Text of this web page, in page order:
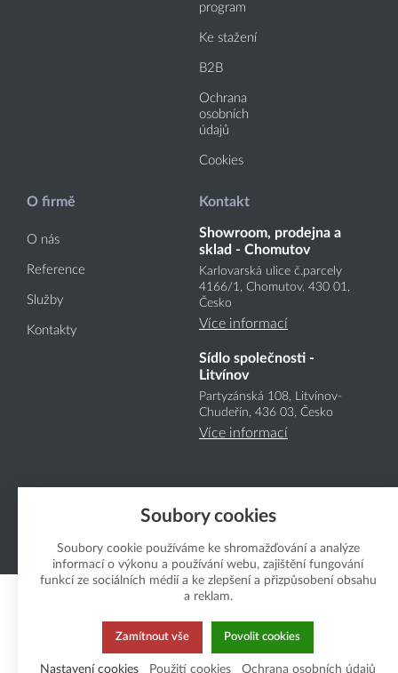
program
Ke stažení
B2B
Ochrana
osobních
údajů
Cookies
O firmě
O nás
Reference
Služby
Kontakty
Kontakt
Showroom, prodejna a
sklad - Chomutov
Karlovarská ulice č.parcely
4166/1, Chomutov, 430 01,
Česko
Více informací
Sídlo společnosti -
Litvínov
Partyzánská 108, Litvínov-
Chudeřín, 436 03, Česko
Více informací
Copyright Boukal.CZ 2026
Soubory cookies
Soubory cookie používáme ke shromažďování a analýze
informací o výkonu a používání webu, zajištění fungování
funkcí ze sociálních médií a ke zlepšení a přizpůsobení obsahu
a reklam.
Zamítnout vše Povolit cookies
Nastavení cookies Použití cookies Ochrana osobních údajů